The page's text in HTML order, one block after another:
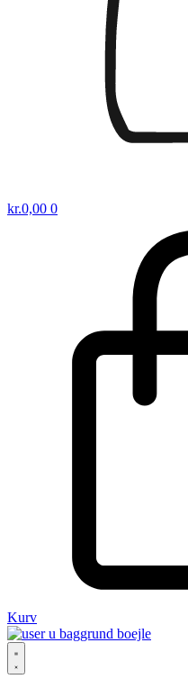
kr.0,00 0
Kurv